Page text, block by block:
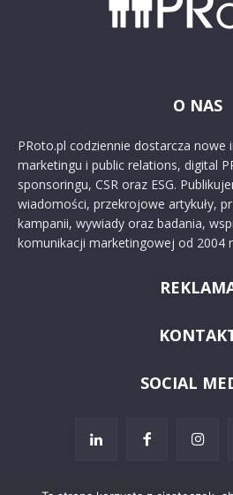
O NAS
PRoto.pl codziennie dostarcza nowe
marketingu i public relations, digital
sponsoringu, CSR oraz ESG.
wiadomości, przekrojowe artykuły,
kampanii, wywiady oraz badania,
komunikacji marketingowej od 2004
SOCIAL